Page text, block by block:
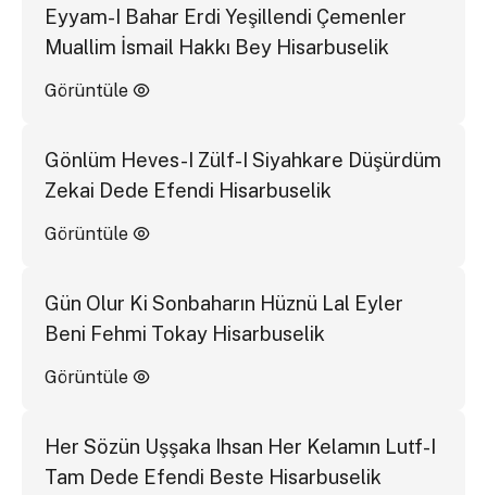
Eyyam-I Bahar Erdi Yeşillendi Çemenler
Muallim İsmail Hakkı Bey Hisarbuselik
Görüntüle
Gönlüm Heves-I Zülf-I Siyahkare Düşürdüm
Zekai Dede Efendi Hisarbuselik
Görüntüle
Gün Olur Ki Sonbaharın Hüznü Lal Eyler
Beni Fehmi Tokay Hisarbuselik
Görüntüle
Her Sözün Uşşaka Ihsan Her Kelamın Lutf-I
Tam Dede Efendi Beste Hisarbuselik